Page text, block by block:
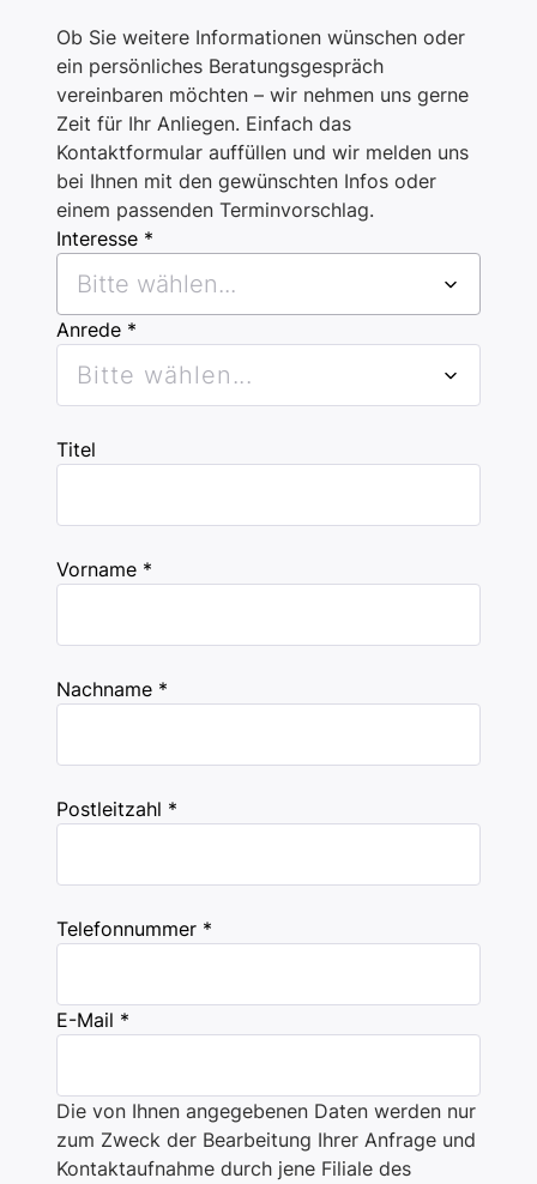
Ob Sie weitere Informationen wünschen oder
ein persönliches Beratungsgespräch
vereinbaren möchten – wir nehmen uns gerne
Zeit für Ihr Anliegen. Einfach das
Kontaktformular auffüllen und wir melden uns
bei Ihnen mit den gewünschten Infos oder
einem passenden Terminvorschlag.
Interesse *
Bitte wählen...
Anrede *
Bitte wählen...
Titel
Vorname *
Nachname *
Postleitzahl *
Telefonnummer *
E-Mail *
Die von Ihnen angegebenen Daten werden nur
zum Zweck der Bearbeitung Ihrer Anfrage und
Kontaktaufnahme durch jene Filiale des